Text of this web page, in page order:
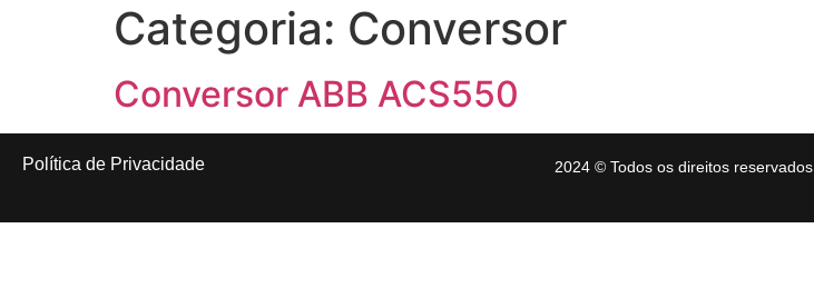
Categoria: Conversor
Conversor ABB ACS550
Política de Privacidade 2024 © Todos os direitos reservados.